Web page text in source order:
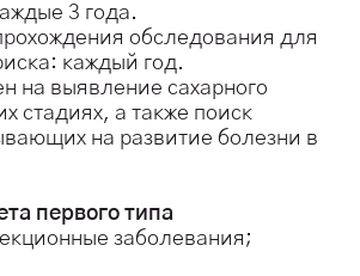
3 года.
обследования для
каждый год.
на выявление сахарного
стадиях, а также поиск
на развитие болезни в
первого типа
заболевания;